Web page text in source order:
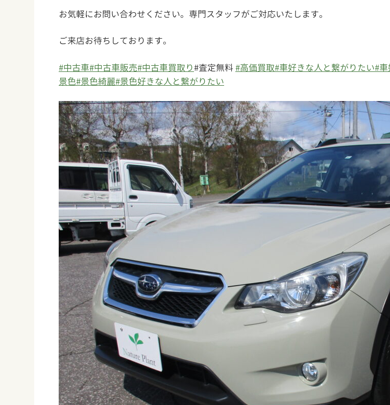
お気軽にお問い合わせください。専門スタッフがご対応いたします。
ご来店お待ちしております。
#中古車#中古車販売#中古車買取り#査定無料#高価買取#車好きな人と繋がりたい#
景色#景色綺麗#景色好きな人と繋がりたい